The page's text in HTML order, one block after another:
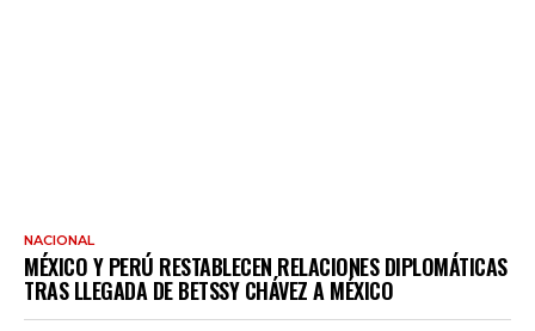
NACIONAL
MÉXICO Y PERÚ RESTABLECEN RELACIONES DIPLOMÁTICAS
TRAS LLEGADA DE BETSSY CHÁVEZ A MÉXICO